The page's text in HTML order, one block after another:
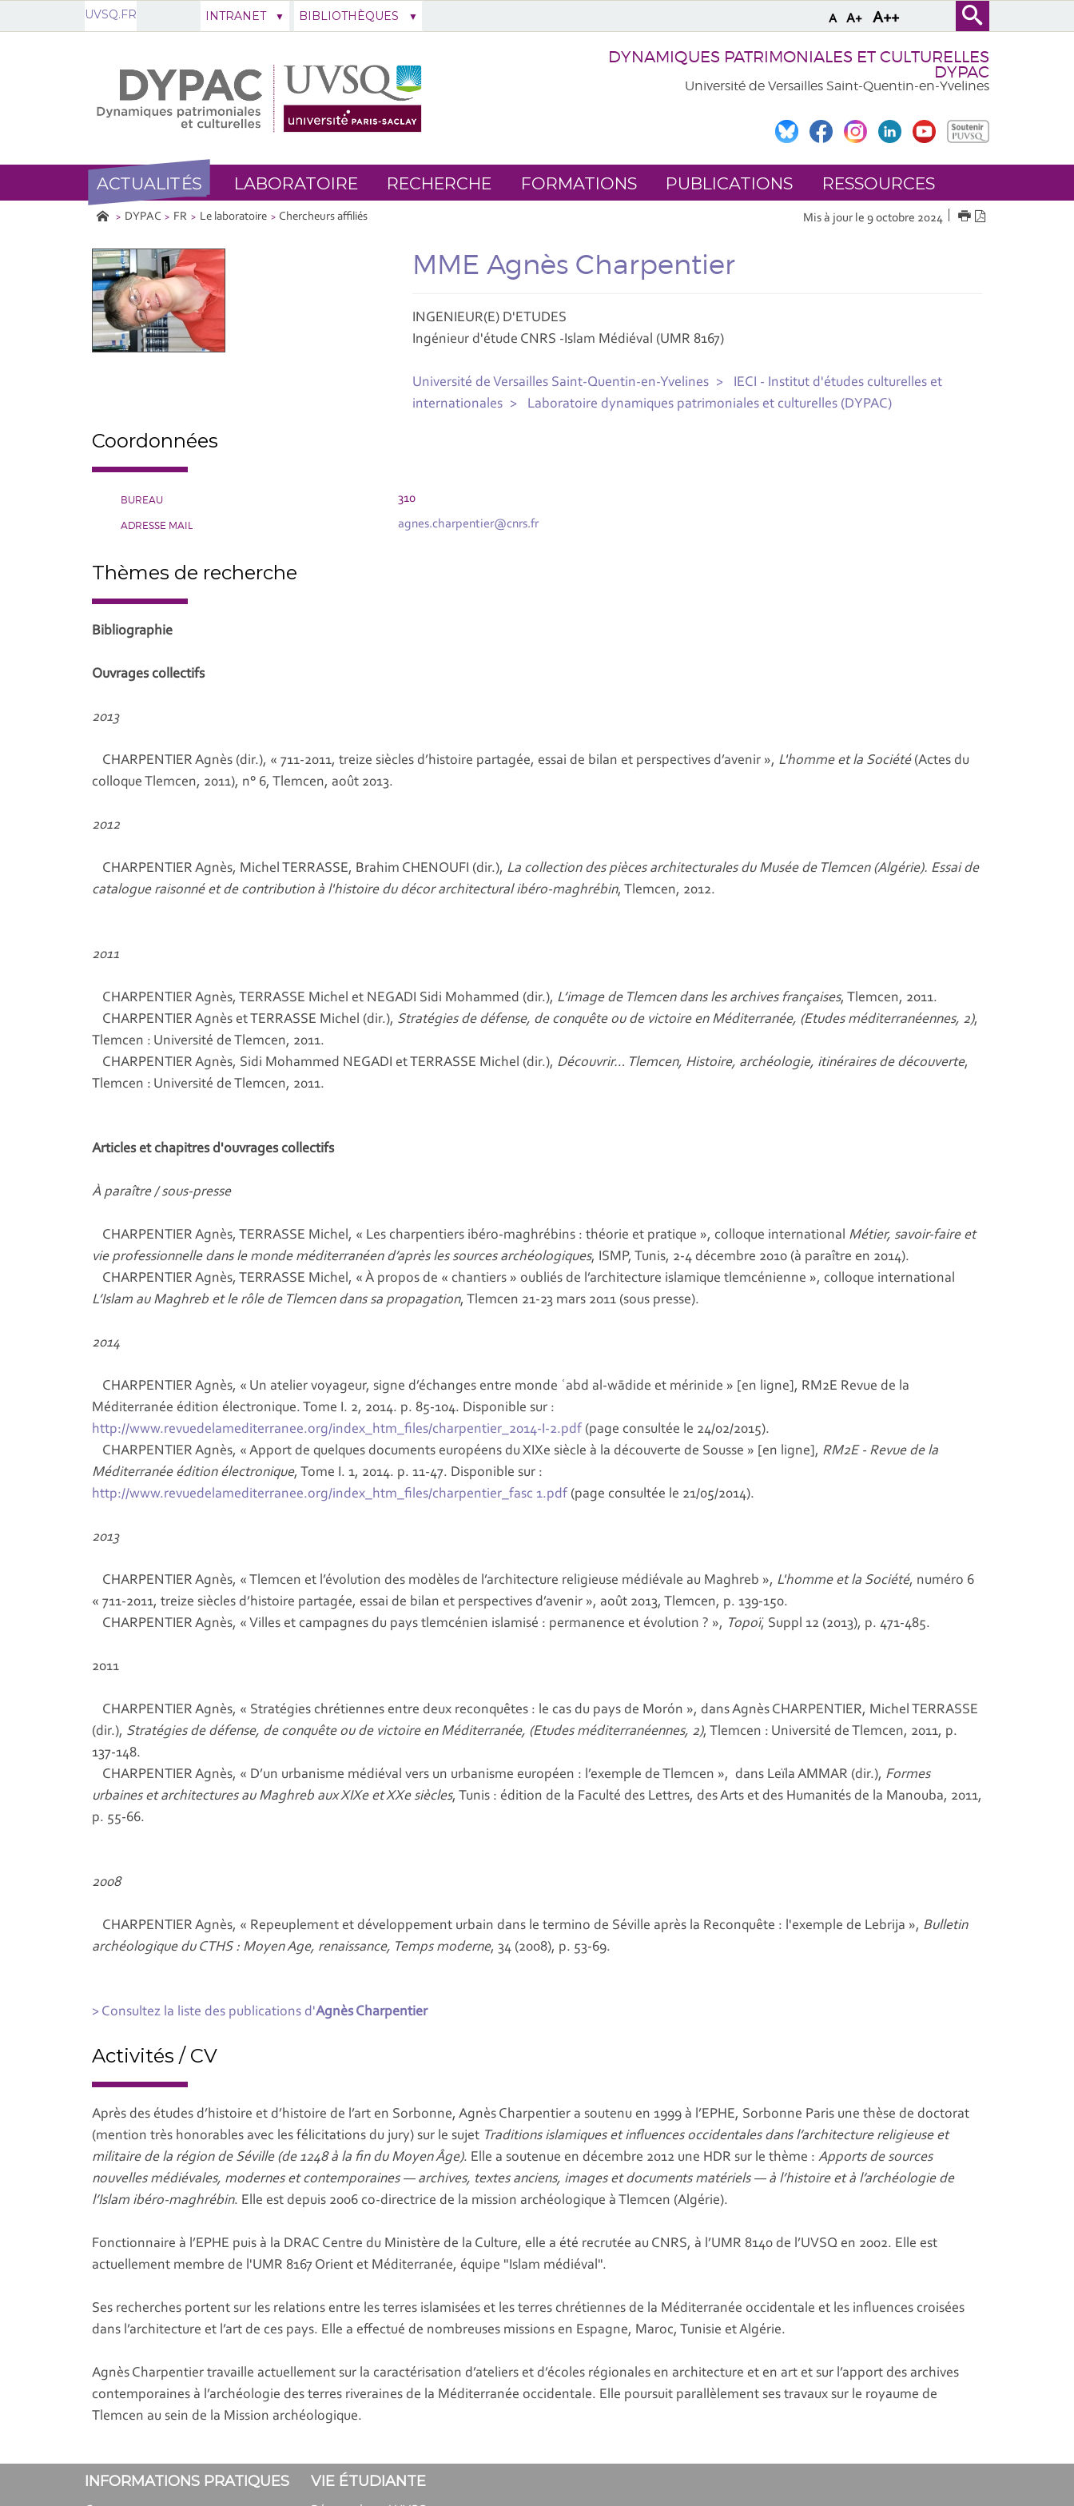
A A+ A++
UVSQ.FR
DYNAMIQUES PATRIMONIALES ET CULTURELLES
DYPAC
Université de Versailles Saint-Quentin-en-Yvelines
ACTUALITÉS LABORATOIRE RECHERCHE FORMATIONS PUBLICATIONS RESSOURCES
DYPAC FR Le laboratoire Chercheurs affiliés Mis à jour le 9 octobre 2024 IMPRIMER
MME Agnès Charpentier
INGENIEUR(E) D'ETUDES
Ingénieur d'étude CNRS -Islam Médiéval (UMR 8167)
Université de Versailles Saint-Quentin-en-Yvelines
IECI - Institut d'études culturelles et
internationales
Laboratoire dynamiques patrimoniales et culturelles (DYPAC)
Coordonnées
BUREAU 310
ADRESSE MAIL agnes.charpentier@cnrs.fr
Thèmes de recherche
Bibliographie
Ouvrages collectifs
2013
CHARPENTIER Agnès (dir.), « 711-2011, treize siècles d’histoire partagée, essai de bilan et perspectives d’avenir », L'homme et la Société(Actes du
colloque Tlemcen, 2011), n° 6, Tlemcen, août 2013.
2012
CHARPENTIER Agnès, Michel TERRASSE, Brahim CHENOUFI (dir.), La collection des pièces architecturales du Musée de Tlemcen (Algérie). Essai de
catalogue raisonné et de contribution à l'histoire du décor architectural ibéro-maghrébin, Tlemcen, 2012.
2011
CHARPENTIER Agnès, TERRASSE Michel et NEGADI Sidi Mohammed (dir.), L’image de Tlemcen dans les archives françaises, Tlemcen, 2011.
CHARPENTIER Agnès et TERRASSE Michel (dir.), Stratégies de défense, de conquête ou de victoire en Méditerranée, (Etudes méditerranéennes, 2),
Tlemcen : Université de Tlemcen, 2011.
CHARPENTIER Agnès, Sidi Mohammed NEGADI et TERRASSE Michel (dir.), Découvrir… Tlemcen, Histoire, archéologie, itinéraires de découverte,
Tlemcen : Université de Tlemcen, 2011.
Articles et chapitres d'ouvrages collectifs
À paraître / sous-presse
CHARPENTIER Agnès, TERRASSE Michel, « Les charpentiers ibéro-maghrébins : théorie et pratique », colloque international Métier, savoir-faire et
vie professionnelle dans le monde méditerranéen d’après les sources archéologiques, ISMP, Tunis, 2-4 décembre 2010 (à paraître en 2014).
CHARPENTIER Agnès, TERRASSE Michel, « À propos de « chantiers » oubliés de l’architecture islamique tlemcénienne », colloque international
L’Islam au Maghreb et le rôle de Tlemcen dans sa propagation, Tlemcen 21-23 mars 2011 (sous presse).
2014
CHARPENTIER Agnès, « Un atelier voyageur, signe d’échanges entre monde ʿabd al-wādide et mérinide » [en ligne], RM2E Revue de la
Méditerranée édition électronique. Tome I. 2, 2014. p. 85-104. Disponible sur :
http://www.revuedelamediterranee.org/index_htm_files/charpentier_2014-I-2.pdf (page consultée le 24/02/2015).
CHARPENTIER Agnès, « Apport de quelques documents européens du XIXe siècle à la découverte de Sousse » [en ligne], RM2E - Revue de la
Méditerranée édition électronique, Tome I. 1, 2014. p. 11-47. Disponible sur :
http://www.revuedelamediterranee.org/index_htm_files/charpentier_fasc 1.pdf (page consultée le 21/05/2014).
2013
CHARPENTIER Agnès, « Tlemcen et l’évolution des modèles de l’architecture religieuse médiévale au Maghreb », L'homme et la Société, numéro 6
« 711-2011, treize siècles d’histoire partagée, essai de bilan et perspectives d’avenir », août 2013, Tlemcen, p. 139-150.
CHARPENTIER Agnès, « Villes et campagnes du pays tlemcénien islamisé : permanence et évolution ? », Topoï, Suppl 12 (2013), p. 471-485.
2011
CHARPENTIER Agnès, « Stratégies chrétiennes entre deux reconquêtes : le cas du pays de Morón », dans Agnès CHARPENTIER, Michel TERRASSE
(dir.), Stratégies de défense, de conquête ou de victoire en Méditerranée, (Etudes méditerranéennes, 2), Tlemcen : Université de Tlemcen, 2011, p.
137-148.
CHARPENTIER Agnès, « D’un urbanisme médiéval vers un urbanisme européen : l’exemple de Tlemcen », dans Leїla AMMAR (dir.), Formes
urbaines et architectures au Maghreb aux XIXe et XXe siècles, Tunis : édition de la Faculté des Lettres, des Arts et des Humanités de la Manouba, 2011,
p. 55-66.
2008
CHARPENTIER Agnès, « Repeuplement et développement urbain dans le termino de Séville après la Reconquête : l'exemple de Lebrija », Bulletin
archéologique du CTHS : Moyen Age, renaissance, Temps moderne, 34 (2008), p. 53-69.
> Consultez la liste des publications d'Agnès Charpentier
Activités / CV
Après des études d’histoire et d’histoire de l’art en Sorbonne, Agnès Charpentier a soutenu en 1999 à l’EPHE, Sorbonne Paris une thèse de doctorat
(mention très honorables avec les félicitations du jury) sur le sujet Traditions islamiques et influences occidentales dans l’architecture religieuse et
militaire de la région de Séville (de 1248 à la fin du Moyen Âge). Elle a soutenue en décembre 2012 une HDR sur le thème : Apports de sources
nouvelles médiévales, modernes et contemporaines — archives, textes anciens, images et documents matériels — à l’histoire et à l’archéologie de
l’Islam ibéro-maghrébin. Elle est depuis 2006 co-directrice de la mission archéologique à Tlemcen (Algérie).
Fonctionnaire à l’EPHE puis à la DRAC Centre du Ministère de la Culture, elle a été recrutée au CNRS, à l’UMR 8140 de l’UVSQ en 2002. Elle est
actuellement membre de l'UMR 8167 Orient et Méditerranée, équipe "Islam médiéval".
Ses recherches portent sur les relations entre les terres islamisées et les terres chrétiennes de la Méditerranée occidentale et les influences croisées
dans l’architecture et l’art de ces pays. Elle a effectué de nombreuses missions en Espagne, Maroc, Tunisie et Algérie.
Agnès Charpentier travaille actuellement sur la caractérisation d’ateliers et d’écoles régionales en architecture et en art et sur l’apport des archives
contemporaines à l’archéologie des terres riveraines de la Méditerranée occidentale. Elle poursuit parallèlement ses travaux sur le royaume de
Tlemcen au sein de la Mission archéologique.
INTRANET BIBLIOTHÈQUES
INFORMATIONS PRATIQUES VIE ÉTUDIANTE